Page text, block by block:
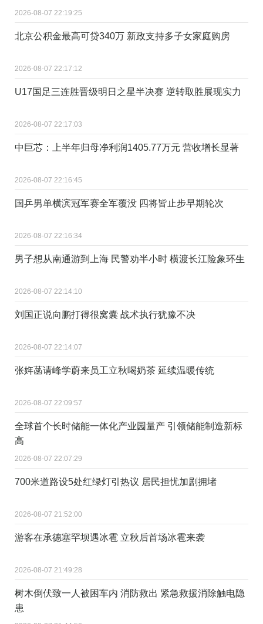
2026-08-07 22:19:25
北京公积金最高可贷340万 新政支持多子女家庭购房
2026-08-07 22:17:12
U17国足三连胜晋级明日之星半决赛 逆转取胜展现实力
2026-08-07 22:17:03
中巨芯：上半年归母净利润1405.77万元 营收增长显著
2026-08-07 22:16:45
国乒男单横滨冠军赛全军覆没 四将皆止步早期轮次
2026-08-07 22:16:34
男子想从南通游到上海 民警劝半小时 横渡长江险象环生
2026-08-07 22:14:10
刘国正说向鹏打得很窝囊 战术执行犹豫不决
2026-08-07 22:14:07
张姩菡请峰学蔚来员工立秋喝奶茶 延续温暖传统
2026-08-07 22:09:57
全球首个长时储能一体化产业园量产 引领储能制造新标
高
2026-08-07 22:07:29
700米道路设5处红绿灯引热议 居民担忧加剧拥堵
2026-08-07 21:52:00
游客在承德塞罕坝遇冰雹 立秋后首场冰雹来袭
2026-08-07 21:49:28
树木倒伏致一人被困车内 消防救出 紧急救援消除触电隐
患